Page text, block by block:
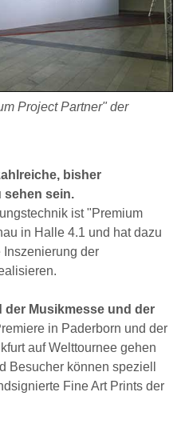
Project Partner" der
bisher
sehen sein.
ist "Premium
in Halle 4.1 und hat dazu
Inszenierung der
der Musikmesse und der
in Paderborn und der
auf Welttournee gehen
Besucher können speziell
Fine Art Prints der